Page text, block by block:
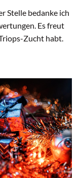
Stelle bedanke ich
Es freut
Zucht habt.